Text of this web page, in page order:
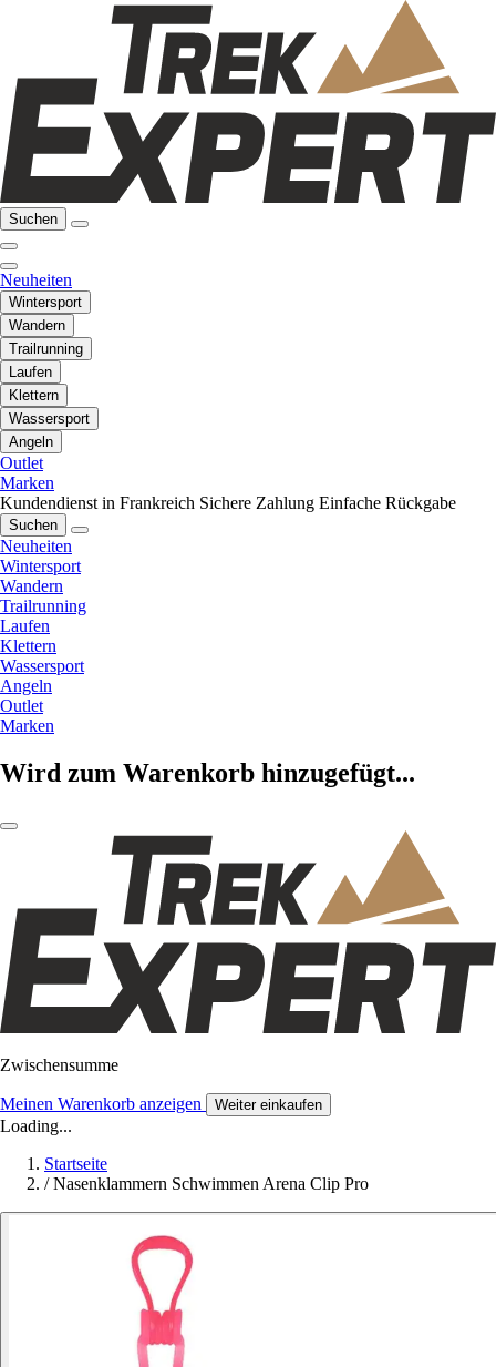
Suchen
Neuheiten
Wintersport
Wandern
Trailrunning
Laufen
Klettern
Wassersport
Angeln
Outlet
Marken
Kundendienst in Frankreich Sichere Zahlung Einfache Rückgabe
Suchen
Neuheiten
Wintersport
Wandern
Trailrunning
Laufen
Klettern
Wassersport
Angeln
Outlet
Marken
Wird zum Warenkorb hinzugefügt...
Zwischensumme
Meinen Warenkorb anzeigen Weiter einkaufen
Loading...
Startseite
/ Nasenklammern Schwimmen Arena Clip Pro